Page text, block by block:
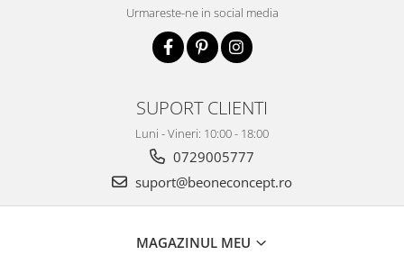
Urmareste-ne in social media
SUPORT CLIENTI
Luni - Vineri: 10:00 - 18:00
0729005777
suport@beoneconcept.ro
MAGAZINUL MEU